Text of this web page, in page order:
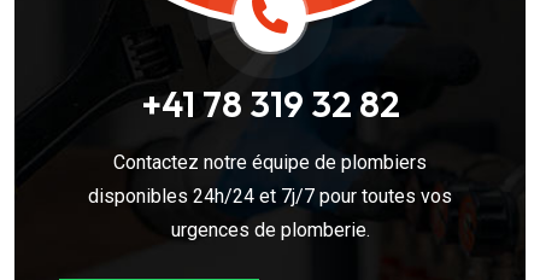
+41 78 319 32 82
Contactez notre équipe de plombiers
disponibles 24h/24 et 7j/7 pour toutes vos
urgences de plomberie.